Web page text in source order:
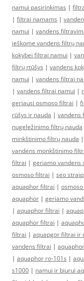
namui pasirinkimas |
| filtrai namams |
namui | vandens
ieškome vandens filtrų
kokybei filtrai namui |
filtrų rtūšys | vandens
namui | vandens filtrai
| vandens filtrai namui |
geriausi osmoso filtrai |
rūšys ir nauda | vandens
nugeležinimo filtrų nauda
minkštinimo filtrų nauda |
vandens monkštinimo
filtrai | geriamo vandens
osmoso filtrai | seo
aquaphor filtrai |
aquaphor | geriamo
| aquaphor filtrai |
aquaphor filtrai |
filtrai | aquapgor filtrai ir
vandens filtrai |
| aquaphor ro-101s |
s1000 | namui ir biurui